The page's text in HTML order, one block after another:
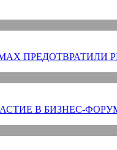
ПРЕДОТВРАТИЛИ
В БИЗНЕС-